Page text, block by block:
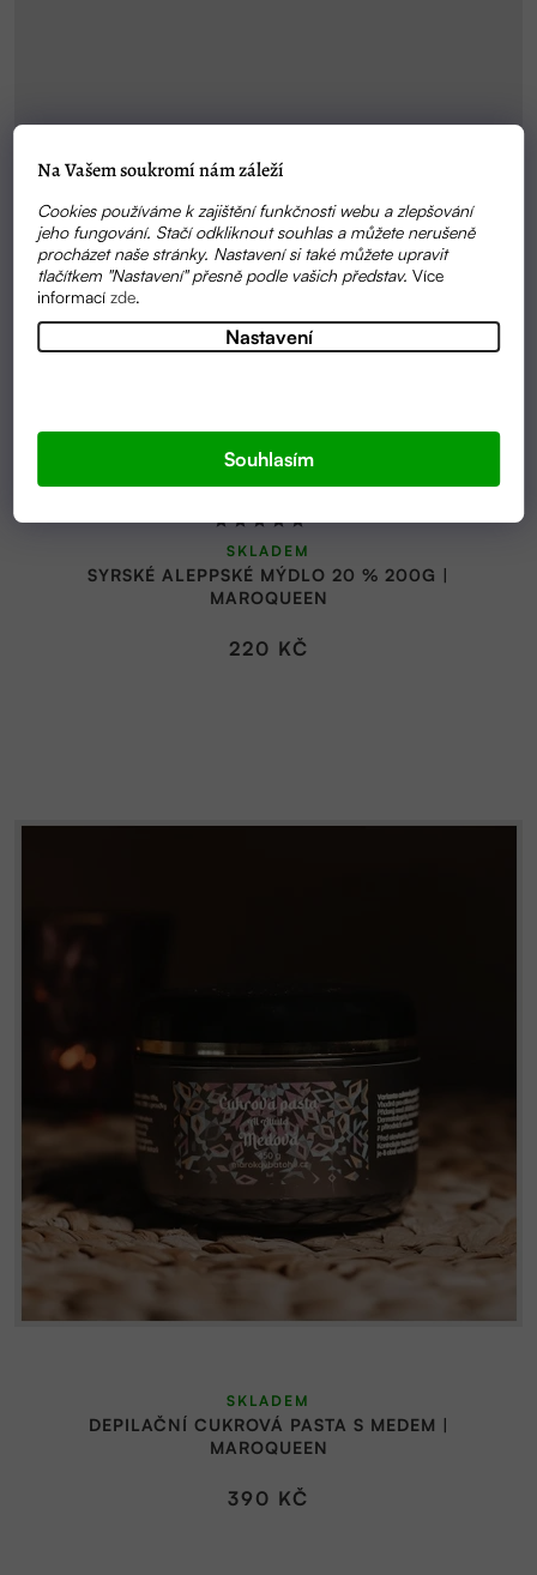
Na Vašem soukromí nám záleží
Cookies používáme k zajištění funkčnosti webu a zlepšování
jeho fungování. Stačí odkliknout souhlas a můžete nerušeně
procházet naše stránky. Nastavení si také můžete upravit
tlačítkem "Nastavení" přesně podle vašich představ.Více
informacízde.
Nastavení
Souhlasím
SYRSKÉ ALEPPSKÉ MÝDLO 20 % 200G |
MAROQUEEN
Průměrné
hodnocení
produktu
je
SKLADEM
220 KČ
DEPILAČNÍ CUKROVÁ PASTA S MEDEM |
MAROQUEEN
SKLADEM
390 KČ